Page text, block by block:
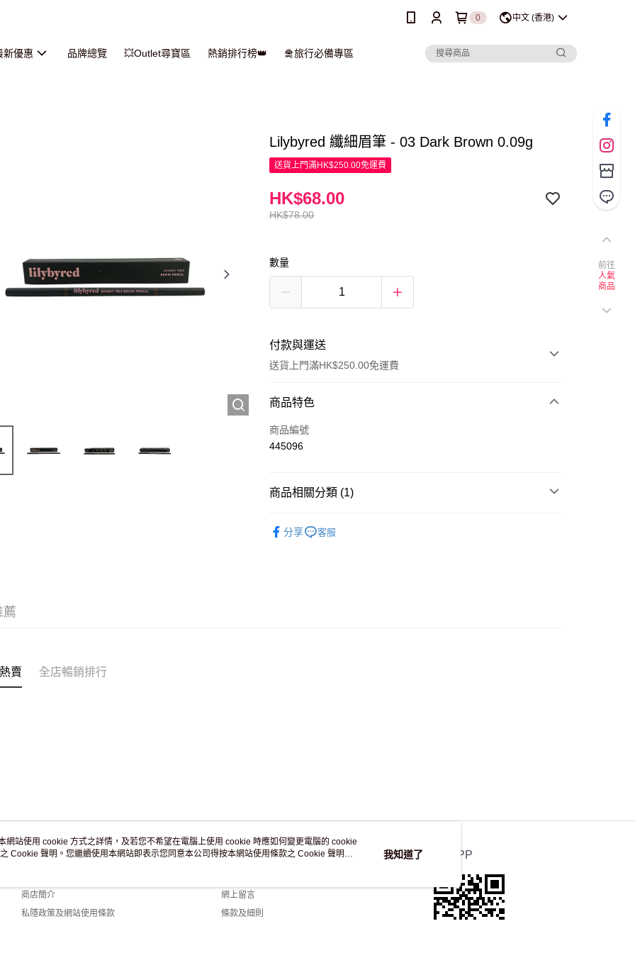
0 中文 (香港)
新優惠 品牌總覽 💥Outlet尋寶區 熱銷排行榜👑 🛅旅行必備專區
Lilybyred 纖細眉筆 - 03 Dark Brown 0.09g
送貨上門滿HK$250.00免運費
HK$78.00
HK$68.00
數量
付款與運送
送貨上門滿HK$250.00免運費
付款方式
信用卡
商品特色
商品編號
445096
商品相關分類 (1)
分享
客服
薦
賣 全店暢銷排行
關於我們
商店簡介
私隱政策及網站使用條款
客戶服務
網上留言
條款及細則
官方APP
前往
人氣
商品
網站使用 cookie 方式之詳情，及若您不希望在電腦上使用 cookie 時應如何變更電腦的 cookie
Cookie 聲明。您繼續使用本網站即表示您同意本公司得按本網站使用條款之 Cookie 聲明使
我知道了